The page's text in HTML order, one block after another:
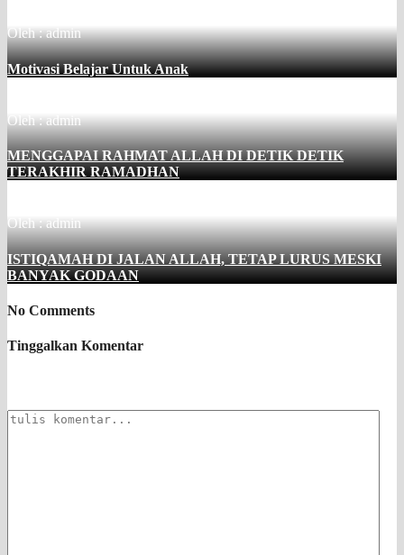
Oleh : admin
Motivasi Belajar Untuk Anak
Oleh : admin
MENGGAPAI RAHMAT ALLAH DI DETIK DETIK
TERAKHIR RAMADHAN
Oleh : admin
ISTIQAMAH DI JALAN ALLAH, TETAP LURUS MESKI
BANYAK GODAAN
No Comments
Tinggalkan Komentar